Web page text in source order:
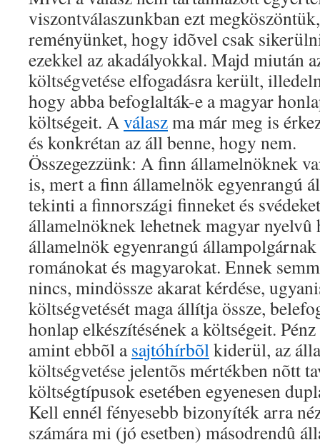
viszontválaszunkban ezt
reményünket, hogy idõvel csak
ezekkel az akadályokkal. Majd miután
költségvetése elfogadásra került,
hogy abba befoglalták-e a magyar
költségeit. Aválaszma már meg is
és konkrétan az áll benne, hogy nem.
Összegezzünk: A finn államelnöknek
is, mert a finn államelnök egyenrangú
tekinti a finnországi finneket és
államelnöknek lehetnek magyar nyelvû
államelnök egyenrangú
románokat és magyarokat. Ennek
nincs, mindössze akarat kérdése,
költségvetését maga állítja össze,
honlap elkészítésének a költségeit.
amint ebbõl asajtóhírbõlkiderül, az
költségvetése jelentõs mértékben nõtt
költségtípusok esetében egyenesen
Kell ennél fényesebb bizonyíték arra
számára mi (jó esetben) másodrendû